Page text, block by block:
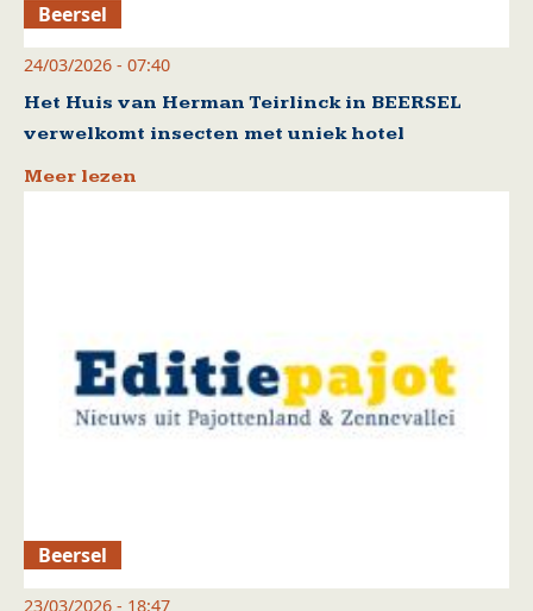
Beersel
24/03/2026 - 07:40
Het Huis van Herman Teirlinck in BEERSEL
verwelkomt insecten met uniek hotel
Meer lezen
Beersel
23/03/2026 - 18:47